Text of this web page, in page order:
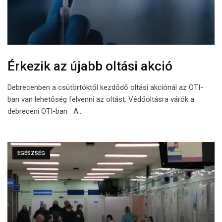
Érkezik az újabb oltási akció
Debrecenben a csütörtöktől kezdődő oltási akciónál az OTI-
ban van lehetőség felvenni az oltást. Védőoltásra várók a
debreceni OTI-ban A…
EGÉSZSÉG